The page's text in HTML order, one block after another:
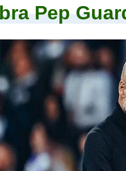
Pep